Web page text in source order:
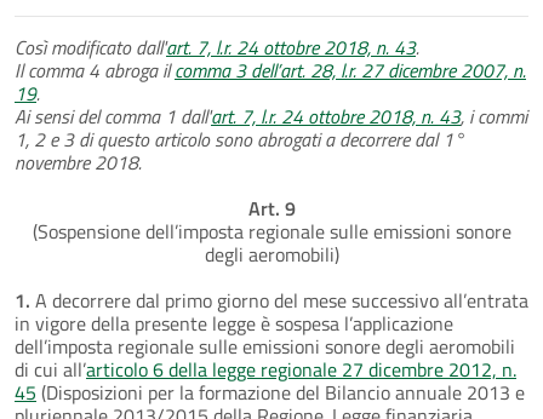
Così modificato dall'art. 7, l.r. 24 ottobre 2018, n. 43.
Il comma 4 abroga ilcomma 3 dell’art. 28, l.r. 27 dicembre 2007, n.
19.
Ai sensi del comma 1 dall'art. 7, l.r. 24 ottobre 2018, n. 43, i commi
1, 2 e 3 di questo articolo sono abrogati a decorrere dal 1°
novembre 2018.
Art. 9
(Sospensione dell’imposta regionale sulle emissioni sonore
degli aeromobili)
1. A decorrere dal primo giorno del mese successivo all’entrata
in vigore della presente legge è sospesa l’applicazione
dell’imposta regionale sulle emissioni sonore degli aeromobili
di cui all’articolo 6 della legge regionale 27 dicembre 2012, n.
45 (Disposizioni per la formazione del Bilancio annuale 2013 e